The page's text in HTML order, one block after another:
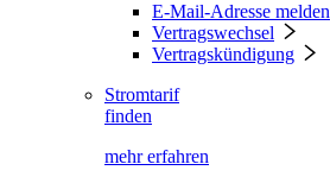
E-Mail-Adresse melden
Vertragswechsel
Vertragskündigung
Stromtarif
finden
mehr erfahren